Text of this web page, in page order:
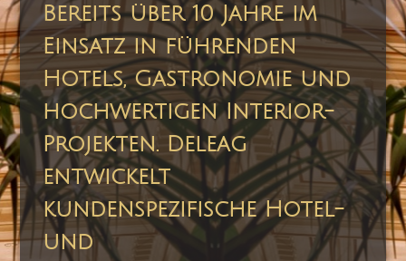
Bereits über 10 Jahre im
Einsatz in führenden
Hotels, Gastronomie und
hochwertigen Interior-
Projekten. Deleag
entwickelt
kundenspezifische Hotel-
und